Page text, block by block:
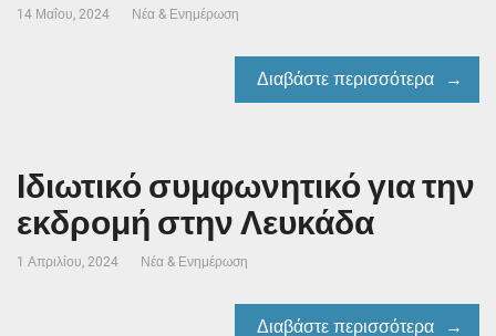
14 Μαΐου, 2024 Νέα & Ενημέρωση
Διαβάστε περισσότερα
Ιδιωτικό συμφωνητικό για την
εκδρομή στην Λευκάδα
1 Απριλίου, 2024 Νέα & Ενημέρωση
Διαβάστε περισσότερα